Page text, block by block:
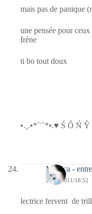
mais pas de panique
une pensée pour
Irène
ti bo tout doux
•.¸.•*´¨`*•.♥ Ś Ő Ń Ŷ
Monica -
28/08/2011/18:52
lectrice fervent de